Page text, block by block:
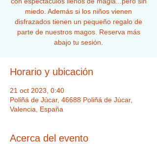
miedo. Además si los niños vienen
disfrazados tienen un pequeño regalo de
parte de nuestros magos. Reserva más
abajo tu sesión.
Horario y ubicación
21 oct 2023, 0:40
Poliñá de Júcar, 46688 Poliñá de Júcar,
Valencia, España
Acerca del evento